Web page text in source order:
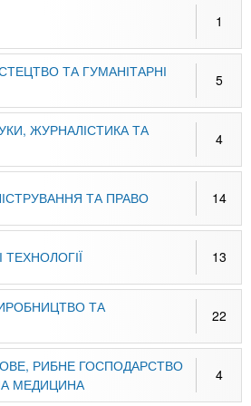
1
ТА ГУМАНІТАРНІ
5
ЖУРНАЛІСТИКА ТА
4
ТА ПРАВО 14
ТЕХНОЛОГІЇ 13
ТА
22
РИБНЕ ГОСПОДАРСТВО
МЕДИЦИНА
4